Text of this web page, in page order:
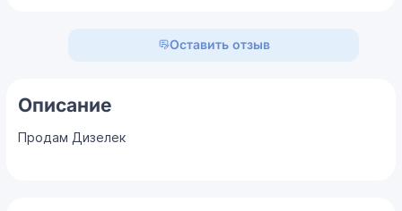
Оставить отзыв
Описание
Продам Дизелек